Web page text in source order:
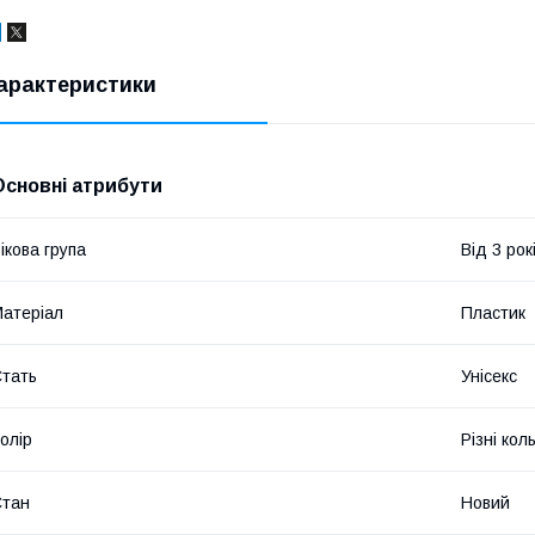
атрибути
група Від 3
Пластик
Унісекс
Різні
Новий